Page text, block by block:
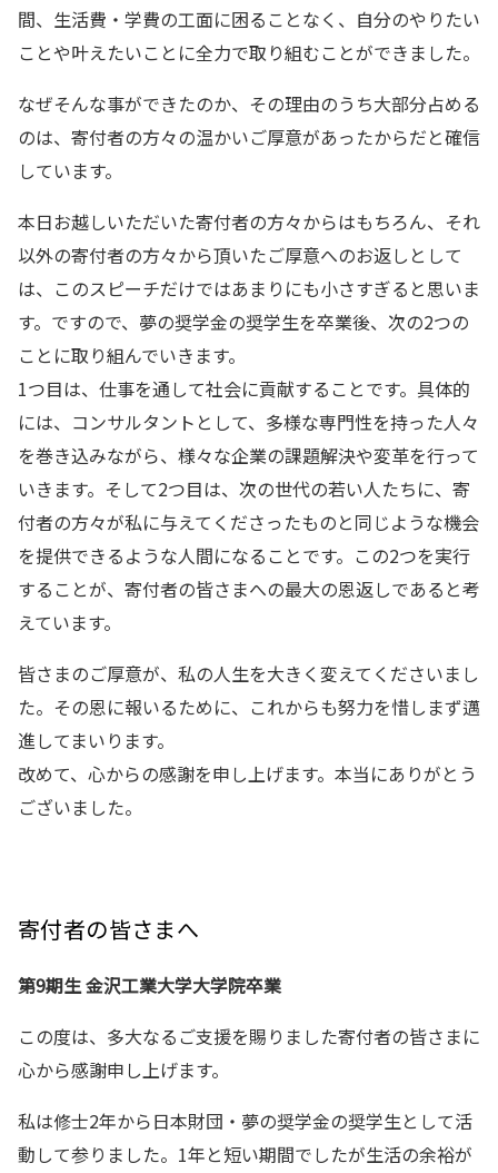
間、生活費・学費の工面に困ることなく、自分のやりたい
ことや叶えたいことに全力で取り組むことができました。
なぜそんな事ができたのか、その理由のうち大部分占める
のは、寄付者の方々の温かいご厚意があったからだと確信
しています。
本日お越しいただいた寄付者の方々からはもちろん、それ
以外の寄付者の方々から頂いたご厚意へのお返しとして
は、このスピーチだけではあまりにも小さすぎると思いま
す。ですので、夢の奨学金の奨学生を卒業後、次の2つの
ことに取り組んでいきます。
1つ目は、仕事を通して社会に貢献することです。具体的
には、コンサルタントとして、多様な専門性を持った人々
を巻き込みながら、様々な企業の課題解決や変革を行って
いきます。そして2つ目は、次の世代の若い人たちに、寄
付者の方々が私に与えてくださったものと同じような機会
を提供できるような人間になることです。この2つを実行
することが、寄付者の皆さまへの最大の恩返しであると考
えています。
皆さまのご厚意が、私の人生を大きく変えてくださいまし
た。その恩に報いるために、これからも努力を惜しまず邁
進してまいります。
改めて、心からの感謝を申し上げます。本当にありがとう
ございました。
寄付者の皆さまへ
第9期生 金沢工業大学大学院卒業
この度は、多大なるご支援を賜りました寄付者の皆さまに
心から感謝申し上げます。
私は修士2年から日本財団・夢の奨学金の奨学生として活
動して参りました。1年と短い期間でしたが生活の余裕が